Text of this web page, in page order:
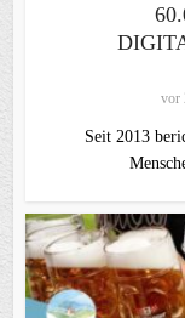
vor
Seit 2013